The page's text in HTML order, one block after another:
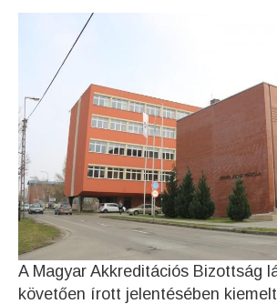
A Magyar Akkreditációs Bizottság
követően írott jelentésében